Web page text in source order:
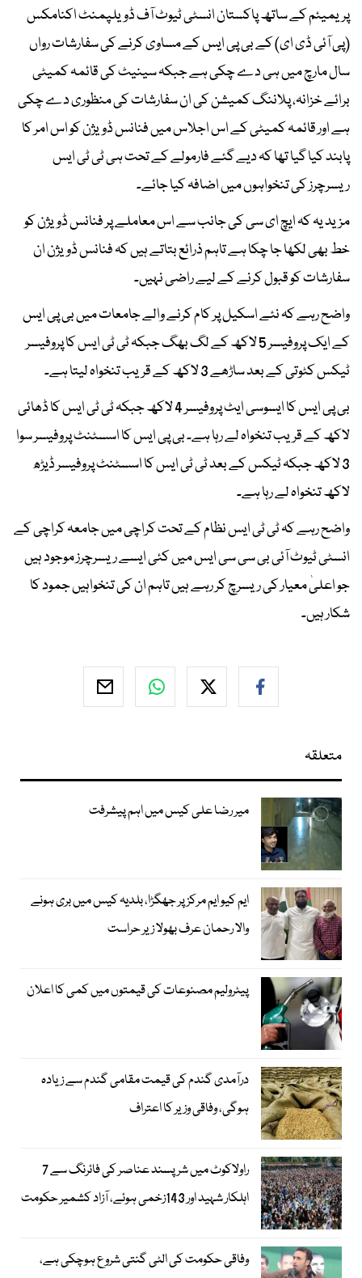
پریمیئم کے ساتھ پاکستان انسٹی ٹیوٹ آف ڈویلپمنٹ اکنامکس
(پی آئی ڈی ای) کے بی پی ایس کے مساوی کرنے کی سفارشات رواں
سال مارچ میں ہی دے چکی ہے جبکہ سینیٹ کی قائمہ کمیٹی
برائے خزانہ، پلاننگ کمیشن کی ان سفارشات کی منظوری دے چکی
ہے اور قائمہ کمیٹی کے اس اجلاس میں فنانس ڈویژن کو اس امر کا
پابند کیا گیا تھا کہ دیے گئے فارمولے کے تحت ہی ٹی ٹی ایس
ریسرچرز کی تنخواہوں میں اضافہ کیا جائے۔
مزید یہ کہ ایچ ای سی کی جانب سے اس معاملے پر فنانس ڈویژن کو
خط بھی لکھا جا چکا ہے تاہم ذرائع بتاتے ہیں کہ فنانس ڈویژن ان
سفارشات کو قبول کرنے کے لیے راضی نہیں۔
واضح رہے کہ نئے اسکیل پر کام کرنے والے جامعات میں بی پی ایس
کے ایک پروفیسر 5 لاکھ کے لگ بھگ جبکہ ٹی ٹی ایس کا پروفیسر
ٹیکس کٹوتی کے بعد ساڑھے 3 لاکھ کے قریب تنخواہ لیتا ہے۔
بی پی ایس کا ایسوسی ایٹ پروفیسر 4 لاکھ جبکہ ٹی ٹی ایس کا ڈھائی
لاکھ کے قریب تنخواہ لے رہا ہے۔ بی پی ایس کا اسسٹنٹ پروفیسر سوا
3 لاکھ جبکہ ٹیکس کے بعد ٹی ٹی ایس کا اسسٹنٹ پروفیسر ڈیڑھ
لاکھ تنخواہ لے رہا ہے۔
واضح رہے کہ ٹی ٹی ایس نظام کے تحت کراچی میں جامعہ کراچی کے
انسٹی ٹیوٹ آئی بی سی سی ایس میں کئی ایسے ریسرچرز موجود ہیں
جو اعلیٰ معیار کی ریسرچ کر رہے ہیں تاہم ان کی تنخواہیں جمود کا
شکار ہیں۔
متعلقہ
میر رضا علی کیس میں اہم پیشرفت
ایم کیو ایم مرکز پر جھگڑا، بلدیہ کیس میں بری ہونے
والا رحمان عرف بھولا زیر حراست
پیٹرولیم مصنوعات کی قیمتوں میں کمی کا اعلان
درآمدی گندم کی قیمت مقامی گندم سے زیادہ
ہوگی، وفاقی وزیر کا اعتراف
راولاکوٹ میں شرپسند عناصر کی فائرنگ سے 7
اہلکار شہید اور 143زخمی ہوئے، آزاد کشمیر حکومت
وفاقی حکومت کی الٹی گنتی شروع ہوچکی ہے،